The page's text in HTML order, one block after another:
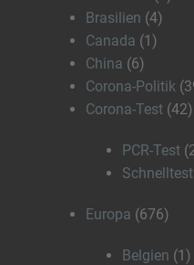
Brasilien (4)
Canada (1)
China (6)
Corona-Politik
Corona-Test (42)
PCR-Test
Schnelltest
Europa (676)
Belgien (1)